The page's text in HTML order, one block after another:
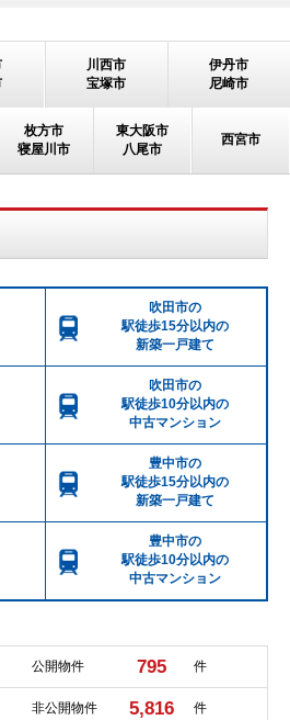
川西市
宝塚市
伊丹市
尼崎市
枚方市
寝屋川市
東大阪市
八尾市
西宮市
吹田市の
駅徒歩15分以内の
新築一戸建て
吹田市の
駅徒歩10分以内の
中古マンション
豊中市の
駅徒歩15分以内の
新築一戸建て
豊中市の
駅徒歩10分以内の
中古マンション
公開物件 795 件
非公開物件 5,816 件